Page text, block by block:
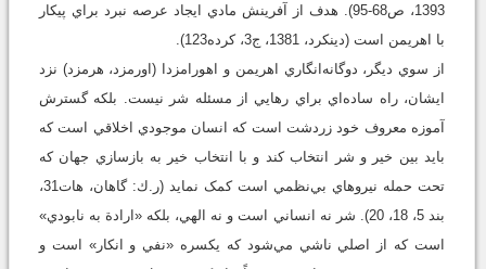
1393، ص68-95). هدف از آفرينش مادي ايجاد عرصه نبرد براي پيکار
با اهريمن است (دينکرد، 1381، ج3، کرده123).
از سوي ديگر، دوگانه‌انگاري اهريمن و اهورامزدا (اورمزد، هرمزد) نزد
ايشان، راه ساده‌اي براي رهايي از مسئله شر نيست. بلکه گسترش
آموزه معروف خود زردشت است که انسان موجودي اخلاقي است که
بايد بين خير و شر انتخاب کند و با انتخاب خير به بازسازي جهان که
تحت حمله نيروهاي بي‌نظمي است کمک نمايد (ر.ك: گاهان، هات31،
بند 5، 18، 20). شر نه انساني است و نه الهي، بلکه «ارادة به نابودي»
است که از اصلي ناشي مي‌شود که يکسره «نفي و انکار» است و